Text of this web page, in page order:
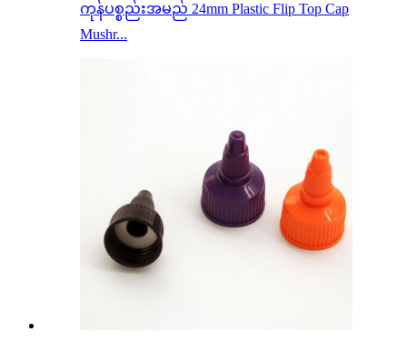
ကုန်ပစ္စည်းအမည် 24mm Plastic Flip Top Cap
Mushr...